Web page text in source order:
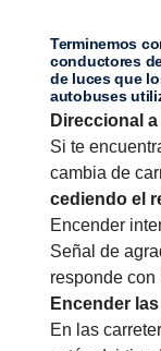
Terminemos con el misterio más grande para los
conductores
de luces que
autobuses
Direccional
Si te
cambia de
cediendo el
Encender
Señal de
responde con
Encender
En las